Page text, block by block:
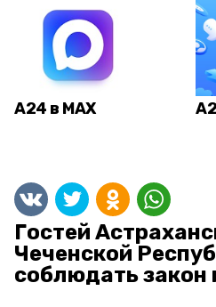
А24 в MAX
Гостей
Чеченской
соблюдать закон